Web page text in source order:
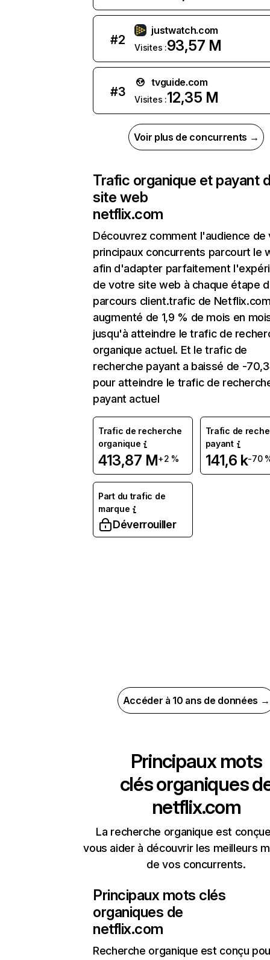
#2
justwatch.com
Visites :93,57 M
#3
tvguide.com
Visites :12,35 M
Voir plus de concurrents →
Trafic organique et payant
site web
netflix.com
Découvrez comment l'audience de
principaux concurrents parcourt le
afin d'adapter parfaitement
de votre site web à chaque étape
parcours client.trafic de
augmenté de 1,9 % de mois en
jusqu'à atteindre le trafic de
organique actuel. Et le trafic de
recherche payant a baissé de -
pour atteindre le trafic de
payant actuel
Trafic de recherche
organique
413,87 M+2 %
Trafic de
payant
141,6 k-70
Part du trafic de
marque
Déverrouiller
Accéder à 10 ans de données →
Principaux mots
clés organiques
netflix.com
La recherche organique est
vous aider à découvrir les meilleurs
de vos concurrents.
Principaux mots clés
organiques de
netflix.com
Recherche organique est conçu